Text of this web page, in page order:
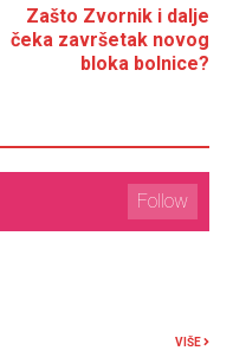
Zašto Zvornik i dalje
čeka završetak novog
bloka bolnice?
Follow
VIŠE